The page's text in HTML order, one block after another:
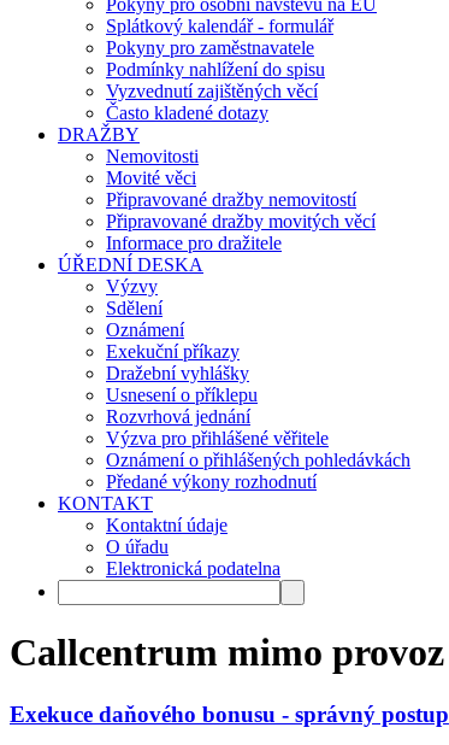
Pokyny pro osobní návštěvu na EÚ
Splátkový kalendář - formulář
Pokyny pro zaměstnavatele
Podmínky nahlížení do spisu
Vyzvednutí zajištěných věcí
Často kladené dotazy
DRAŽBY
Nemovitosti
Movité věci
Připravované dražby nemovitostí
Připravované dražby movitých věcí
Informace pro dražitele
ÚŘEDNÍ DESKA
Výzvy
Sdělení
Oznámení
Exekuční příkazy
Dražební vyhlášky
Usnesení o příklepu
Rozvrhová jednání
Výzva pro přihlášené věřitele
Oznámení o přihlášených pohledávkách
Předané výkony rozhodnutí
KONTAKT
Kontaktní údaje
O úřadu
Elektronická podatelna
Callcentrum mimo provoz
Exekuce daňového bonusu - správný postup